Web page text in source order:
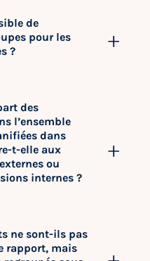
de
pour les
?
des
l’ensemble
dans
t-elle aux
ou
internes ?
ne sont-ils pas
rapport, mais